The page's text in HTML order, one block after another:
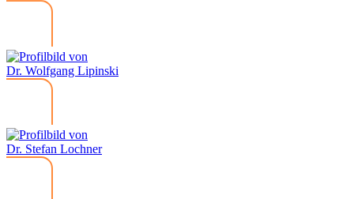
Dr. Wolfgang Lipinski
Dr. Stefan Lochner